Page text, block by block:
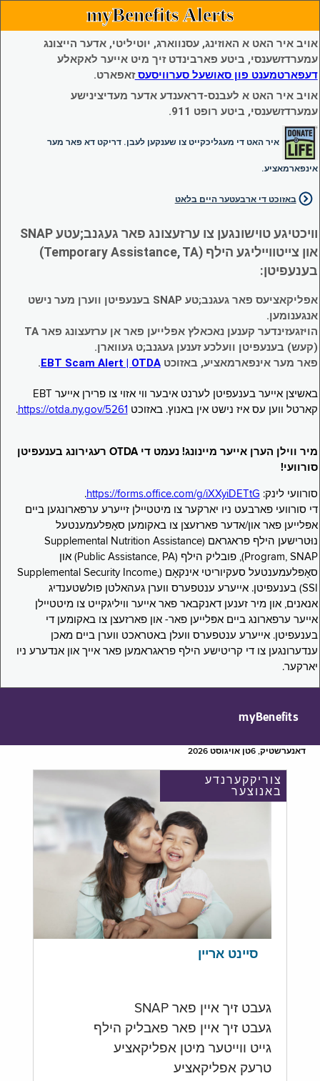
myBenefits Alerts
אויב איר האט א האוזינג, עסנווארג, יוטיליטי, אדער הייצונג
עמערדזשענסי, ביטע פארבינדט זיך מיט אייער לאקאלע
דעפארטמענט פון סאושעל סערוויסעסזאפארט.
אויב איר האט א לעבנס-דראענדע אדער מעדיצינישע
עמערדזשענסי, ביטע רופט 911.
איר האט די מעגליכקייט צו שענקען לעבן. דריקט דא פאר מער
אינפארמאציע.
באזוכט די ארבעטער היים בלאט
וויכטיגע טוישונגען צו ערזעצונג פאר געגנב;עטע SNAP
און צייטווייליגע הילף (Temporary Assistance, TA)
בענעפיטן:
אפליקאציעס פאר געגנב;טע SNAP בענעפיטן ווערן מער נישט
אנגענומען.
הויזגעזינדער קענען נאכאלץ אפּלייען פאר אן ערזעצונג פאר TA
(קעש) בענעפיטן וועלכע זענען געגנב;ט געווארן.
פאר מער אינפארמאציע, באזוכטEBT Scam Alert | OTDA
.
באשיצן אייער בענעפיטן לערנט איבער ווי אזוי צו פרירן אייער EBT
קארטל ווען עס איז נישט אין באנוץ. באזוכט https://otda.ny.gov/5261
.
מיר ווילן הערן אייער מיינונג! נעמט די OTDA רעגירונג בענעפיטן
סורוועי!
סורוועי לינק: https://forms.office.com/g/iXXyiDETtG
.
די סורוועי פארבעט ניו יארקער צו מיטטיילן זייערע ערפארונגען ביים
אפּלייען פאר און/אדער פארזעצן צו באקומען סאָפּלעמענטעל
נוּטרישען הילף פראגראם (Supplemental Nutrition Assistance
Program, SNAP), פובליק הילף (Public Assistance, PA) און
סאָפּלעמענטעל סעקיוריטי אינקאָם (Supplemental Security Income,
SSI) בענעפיטן. אייערע ענטפערס ווערן געהאלטן פולשטענדיג
אנאנים, און מיר זענען דאנקבאר פאר אייער וויליגקייט צו מיטטיילן
אייער ערפארונג ביים אפּלייען פאר- און פארזעצן צו באקומען די
בענעפיטן. אייערע ענטפערס וועלן באטראכט ווערן ביים מאכן
ענדערונגען צו די קריטישע הילף פראגראמען פאר אייך און אנדערע ניו
יארקער.
myBenefits
דאנערשטיק, 6טן אויגוסט 2026
צוריקקערנדע
באנוצער
סיינט אריין
געבט זיך איין פאר SNAP
געבט זיך איין פאר פאבליק הילף
גייט ווייטער מיטן אפליקאציע
טרעק אפליקאציע